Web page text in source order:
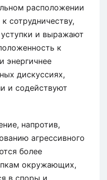
расположении
сотрудничеству,
и выражают
к
энергичнее
дискуссиях,
и содействуют
напротив,
агрессивного
более
окружающих,
в споры и